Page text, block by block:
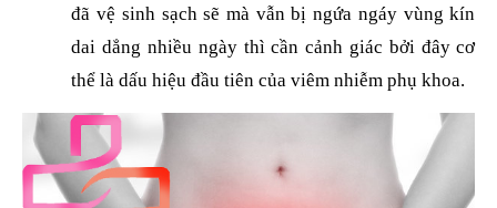
đã vệ sinh sạch sẽ mà vẫn bị ngứa ngáy vùng kín
dai dẳng nhiều ngày thì cần cảnh giác bởi đây cơ
thể là dấu hiệu đầu tiên của viêm nhiễm phụ khoa.